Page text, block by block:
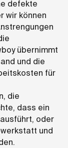
defekte
wir können
übernimmt
und die
für
die
dass ein
oder
und